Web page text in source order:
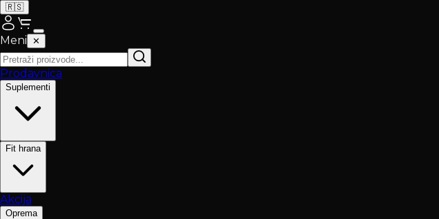
🇷🇸
Meni ✕
Prodavnica
Suplementi
Fit hrana
Akcija
Oprema